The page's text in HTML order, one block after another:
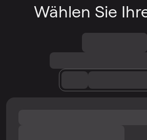
Wählen Sie